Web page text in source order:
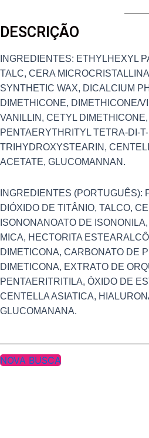
DESCRIÇÃO
INGREDIENTES: ETHYLHEXYL
TALC, CERA
SYNTHETIC WAX, DICALCIUM
DIMETHICONE, DIMETHICONE/
VANILLIN, CETYL
PENTAERYTHRITYL TETRA-DI-
TRIHYDROXYSTEARIN,
ACETATE, GLUCOMANNAN.
INGREDIENTES (PORTUGUÊS):
DIÓXIDO DE TITÂNIO, TALCO,
ISONONANOATO DE
MICA, HECTORITA
DIMETICONA, CARBONATO DE
DIMETICONA, EXTRATO DE
PENTAERITRITILA, ÓXIDO DE
CENTELLA ASIATICA,
GLUCOMANANA.
NOVA BUSCA